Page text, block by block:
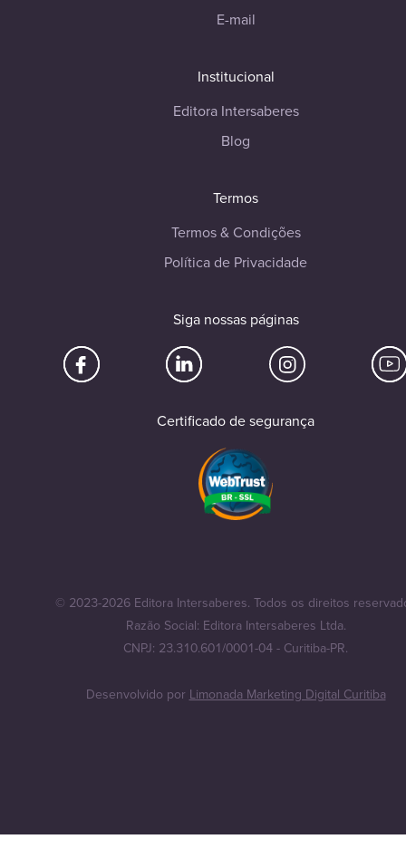
E-mail
Institucional
Editora Intersaberes
Blog
Termos
Termos & Condições
Política de Privacidade
Siga nossas páginas
Certificado de segurança
© 2023-2026 Editora Intersaberes. Todos os direitos
Razão Social: Editora Intersaberes Ltda.
CNPJ: 23.310.601/0001-04 - Curitiba-PR.
Desenvolvido por Limonada Marketing Digital Curitiba